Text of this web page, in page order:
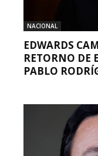
NACIONAL
EDWARDS
RETORNO DE
PABLO